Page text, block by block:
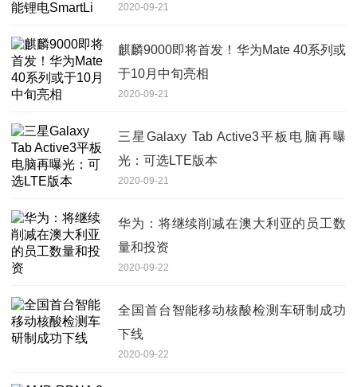
2020-09-21
麒麟9000即将首发！华为Mate 40系列或
于10月中旬亮相
2020-09-21
三星Galaxy Tab Active3平板电脑再曝
光：可选LTE版本
2020-09-21
华为：将继续削减在澳大利亚的员工数
量和投资
2020-09-22
全国首台智能移动核酸检测车研制成功
下线
2020-09-22